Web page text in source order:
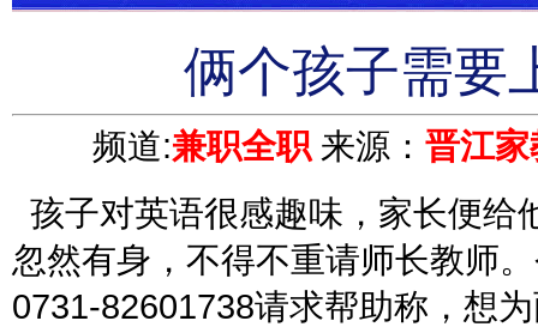
俩个孩子需要
频道:兼职全职来源： 晋江家
孩子对英语很感趣味，家长便给
忽然有身，不得不重请师长教师
0731-82601738请求帮助称，想